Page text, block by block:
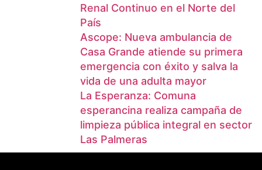
Renal Continuo en el Norte del
País
Ascope: Nueva ambulancia de
Casa Grande atiende su primera
emergencia con éxito y salva la
vida de una adulta mayor
La Esperanza: Comuna
esperancina realiza campaña de
limpieza pública integral en sector
Las Palmeras